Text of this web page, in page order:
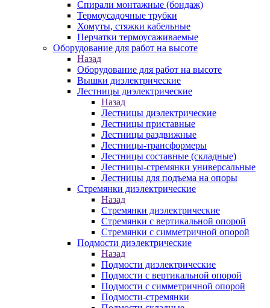
Спирали монтажные (бондаж)
Термоусадочные трубки
Хомуты, стяжки кабельные
Перчатки термоусаживаемые
Оборудование для работ на высоте
Назад
Оборудование для работ на высоте
Вышки диэлектрические
Лестницы диэлектрические
Назад
Лестницы диэлектрические
Лестницы приставные
Лестницы раздвижные
Лестницы-трансформеры
Лестницы составные (складные)
Лестницы-стремянки универсальные
Лестницы для подъема на опоры
Стремянки диэлектрические
Назад
Стремянки диэлектрические
Стремянки с вертикальной опорой
Стремянки с симметричной опорой
Подмости диэлектрические
Назад
Подмости диэлектрические
Подмости с вертикальной опорой
Подмости с симметричной опорой
Подмости-стремянки